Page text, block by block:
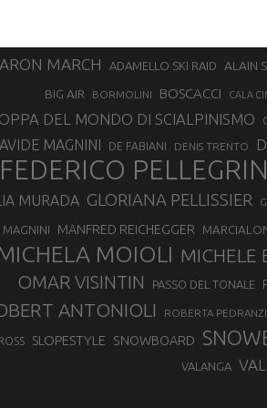
MARCH ADAMELLO SKI RAID ALAIN
BIG AIR
BORMOLINI BOSCACCI CALA
DEL MONDO DI SCIALPINISMO
MAGNINI DE FABIANI DENIS TRENTO
FEDERICO
MURADA GLORIANA PELLISSIER
MAGNINI MANFRED REICHEGGER
MOIOLI MICHELE
OMAR VISINTIN PASSO DEL TONALE
ANTONIOLI ROBERTA
SLOPESTYLE SNOWBOARD
VALANGA